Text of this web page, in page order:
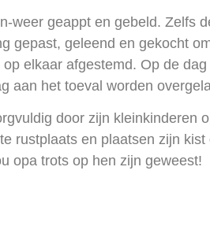
weer geappt en gebeld. Zelfs
gepast, geleend en gekocht
elkaar afgestemd. Op de
aan het toeval worden
door zijn kleinkinderen
rustplaats en plaatsen zijn kist
opa trots op hen zijn geweest!